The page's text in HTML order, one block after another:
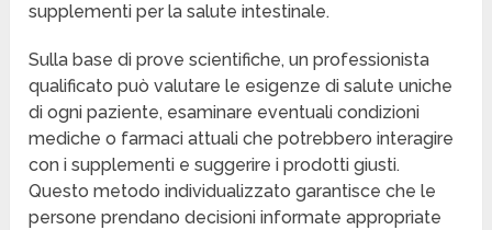
supplementi per la salute intestinale.
Sulla base di prove scientifiche, un professionista
qualificato può valutare le esigenze di salute uniche
di ogni paziente, esaminare eventuali condizioni
mediche o farmaci attuali che potrebbero interagire
con i supplementi e suggerire i prodotti giusti.
Questo metodo individualizzato garantisce che le
persone prendano decisioni informate appropriate